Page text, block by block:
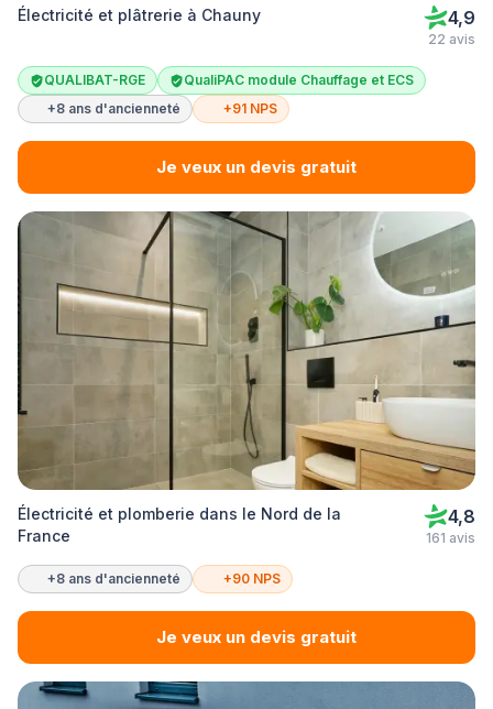
Électricité et plâtrerie à Chauny 4,9
22 avis
QUALIBAT-RGE
QualiPAC module Chauffage et ECS
+8 ans d'ancienneté
+91 NPS
Je veux un devis gratuit
Électricité et plomberie dans le Nord de la
France
4,8
161 avis
+8 ans d'ancienneté +90 NPS
Je veux un devis gratuit